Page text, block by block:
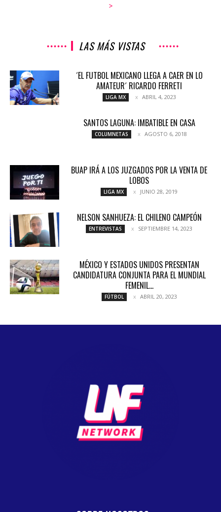
>
LAS MÁS VISTAS
´EL FUTBOL MEXICANO LLEGA A CAER EN LO
AMATEUR´ RICARDO FERRETI
LIGA MX ABRIL 4, 2023
SANTOS LAGUNA: IMBATIBLE EN CASA
COLUMNETAS AGOSTO 6, 2018
BUAP IRÁ A LOS JUZGADOS POR LA VENTA DE
LOBOS
LIGA MX JUNIO 28, 2019
NELSON SANHUEZA: EL CHILENO CAMPEÓN
ENTREVISTAS SEPTIEMBRE 14, 2023
MÉXICO Y ESTADOS UNIDOS PRESENTAN
CANDIDATURA CONJUNTA PARA EL MUNDIAL
FEMENIL...
FÚTBOL ABRIL 20, 2023